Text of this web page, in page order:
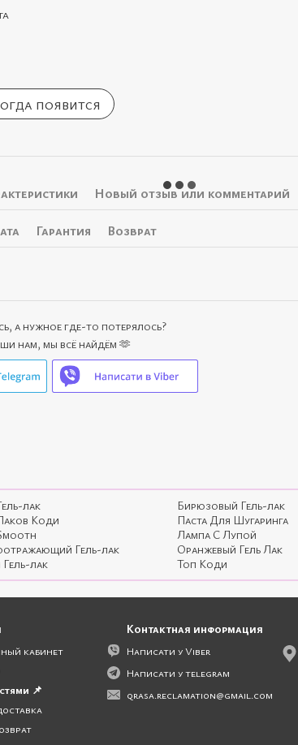
появится
Новый отзыв или комментарий
Гарантия Возврат
а нужное где-то потерялось?
нам, мы всё найдём 🫶
лак
Бирюзовый Гель-лак
Коди
Паста Для Шугаринга
Лампа С Лупой
Гель-лак
Оранжевый Гель Лак
лак Топ Коди
кабинет
📌
Контактная информация
Написати у Viber
Написати у telegram
qrasa.reclamation@gmail.com